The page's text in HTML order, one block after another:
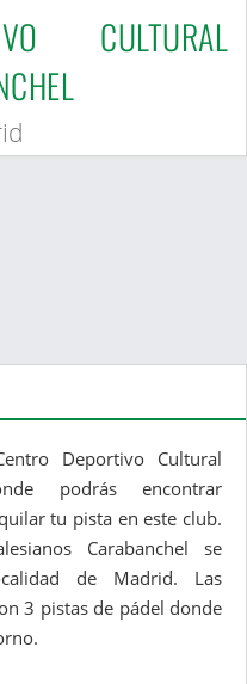
CULTURAL
Deportivo Cultural
podrás encontrar
tu pista en este club.
Carabanchel se
de Madrid. Las
3 pistas de pádel donde